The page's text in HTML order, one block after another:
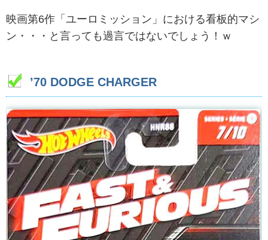
映画第6作「ユーロミッション」における看板的マシ
ン・・・と言っても過言ではないでしょう！ｗ
’70 DODGE CHARGER